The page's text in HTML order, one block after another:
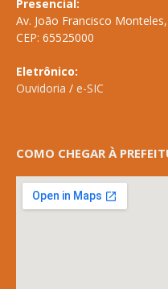
Presencial:
Av. João Francisco
CEP: 65525000
Eletrônico:
Ouvidoria / e-SIC
COMO CHEGAR À